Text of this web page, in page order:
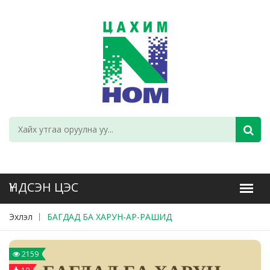
Эхлэл БАГДАД БА ХАРУН-АР-РАШИД
2159